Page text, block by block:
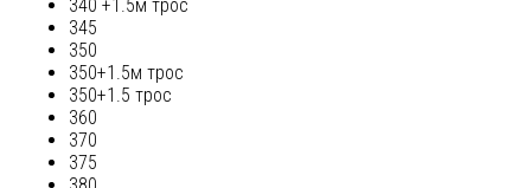
340 +1.5м трос
345
350
350+1.5м трос
350+1.5 трос
360
370
375